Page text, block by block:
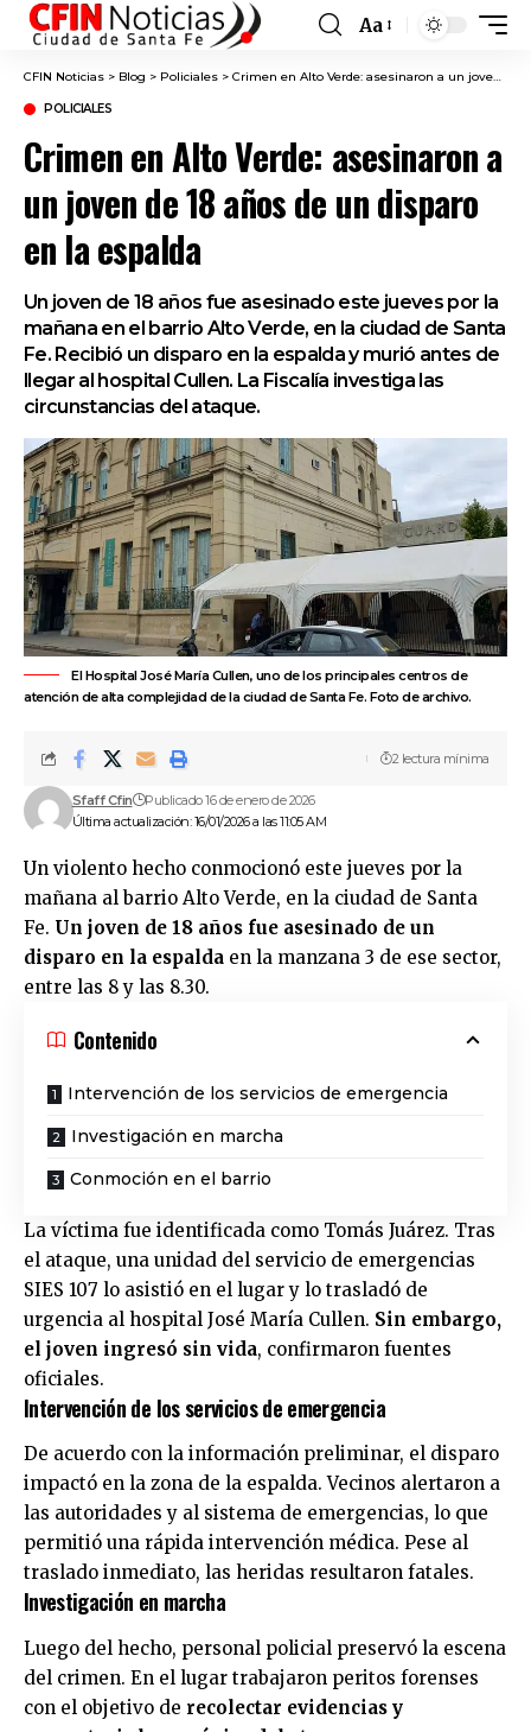
Font
Resizer
Aa
CFIN Noticias > Blog > Policiales > Crimen en Alto Verde: asesinaron a un joven de 18 años de un disparo en la espalda
POLICIALES
Crimen en Alto Verde: asesinaron a
un joven de 18 años de un disparo
en la espalda
Un joven de 18 años fue asesinado este jueves por la
mañana en el barrio Alto Verde, en la ciudad de Santa
Fe. Recibió un disparo en la espalda y murió antes de
llegar al hospital Cullen. La Fiscalía investiga las
circunstancias del ataque.
El Hospital José María Cullen, uno de los principales centros de
atención de alta complejidad de la ciudad de Santa Fe. Foto de archivo.
Última actualización: 16/01/2026 a las 11:05 AM
Sfaff Cfin Publicado 16 de enero de 2026
2 lectura mínima
Un violento hecho conmocionó este jueves por la
mañana albarrio Alto Verde, en la ciudad de Santa
Fe. Un joven de 18 años fue asesinado de un
disparo en la espalda en la manzana 3 de ese sector,
entre las 8 y las 8.30.
Contenido
Intervención de los servicios de emergencia
Investigación en marcha
Conmoción en el barrio
La víctima fue identificada como Tomás Juárez. Tras
el ataque, una unidad del servicio de emergencias
SIES 107 lo asistió en el lugar y lo trasladó de
urgencia al hospital José María Cullen. Sin embargo,
el joven ingresó sin vida, confirmaron fuentes
oficiales.
Intervención de los servicios de emergencia
De acuerdo con la información preliminar, el disparo
impactó en la zona de la espalda. Vecinos alertaron a
las autoridades y al sistema de emergencias, lo que
permitió una rápida intervención médica. Pese al
traslado inmediato, las heridas resultaron fatales.
Investigación en marcha
Luego del hecho, personal policial preservó la escena
del crimen. En el lugar trabajaron peritos forenses
con el objetivo de recolectar evidencias y